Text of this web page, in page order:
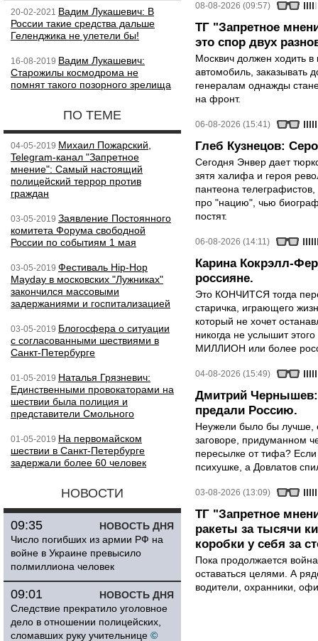
20-02-2021 Вадим Лукашевич: В
России такие средства дальше
Геленджика не улетели бы!
16-08-2019 Вадим Лукашевич:
Старожилы космодрома не
помнят такого позорного зрелища
ПО ТЕМЕ
04-05-2019 Михаил Пожарский,
Telegram-канал "Запретное
мнение": Самый настоящий
полицейский террор против
граждан
03-05-2019 Заявление Постоянного
комитета Форума свободной
России по событиям 1 мая
03-05-2019 Фестиваль Hip-Hop
Mayday в московских "Лужниках"
закончился массовыми
задержаниями и госпитализацией
03-05-2019 Блогосфера о ситуации
с согласованными шествиями в
Санкт-Петербурге
01-05-2019 Наталья Грязневич:
Единственными провокаторами на
шествии была полиция и
представители Смольного
01-05-2019 На первомайском
шествии в Санкт-Петербурге
задержали более 60 человек
НОВОСТИ
НОВОСТЬ ДНЯ
09:35
Число погибших из армии РФ на
войне в Украине превысило
полмиллиона человек
НОВОСТЬ ДНЯ
09:01
Следствие прекратило уголовное
дело в отношении полицейских,
сломавших руку учительнице ©
08-08-2026 (09:57)
ТГ "Запретное
это спор двух
Москвич должен ходить в
автомобиль, заказывать
генералам однажды
на фронт.
06-08-2026 (15:41)
Глеб Кузнецов:
Сегодня Энвер дает
зятя халифа и героя
пантеона
про "нацию", чью
постят.
06-08-2026 (14:11)
Карина Кокрэлл-
россияне.
Это КОНЧИТСЯ тогда
старичка, играющего
который не хочет
никогда не услышит
МИЛЛИОН или более
04-08-2026 (15:49)
Дмитрий Чернышев:
предали Россию.
Неужели было бы лучше,
заговоре, придуманном
пересылке от тифа?
психушке, а Довлатов
03-08-2026 (13:09)
ТГ "Запретное
ракеты за тысячи
коробки у себя за
Пока продолжается
оставаться целями. А
водители, охранники,